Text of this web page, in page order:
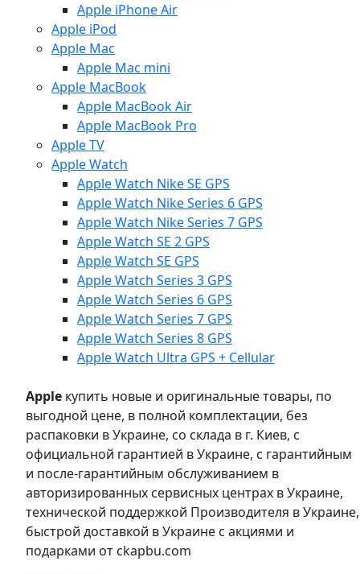
Apple iPhone Air
Apple iPod
Apple Mac
Apple Mac mini
Apple MacBook
Apple MacBook Air
Apple MacBook Pro
Apple TV
Apple Watch
Apple Watch Nike SE GPS
Apple Watch Nike Series 6 GPS
Apple Watch Nike Series 7 GPS
Apple Watch SE 2 GPS
Apple Watch SE GPS
Apple Watch Series 3 GPS
Apple Watch Series 6 GPS
Apple Watch Series 7 GPS
Apple Watch Series 8 GPS
Apple Watch Ultra GPS + Cellular
Apple купить новые и оригинальные товары, по
выгодной цене, в полной комплектации, без
распаковки в Украине, со склада в г. Киев, с
официальной гарантией в Украине, с гарантийным
и после-гарантийным обслуживанием в
авторизированных сервисных центрах в Украине,
технической поддержкой Производителя в Украине,
быстрой доставкой в Украине с акциями и
подарками от ckapbu.com